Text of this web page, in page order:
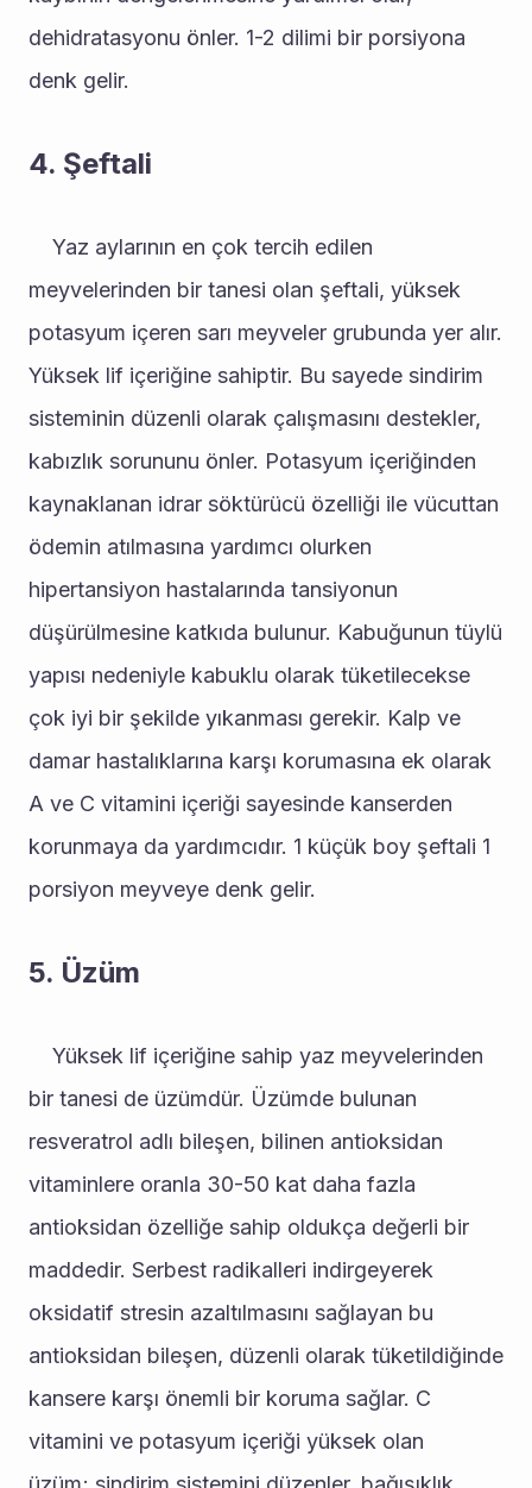
dehidratasyonu önler. 1-2 dilimi bir porsiyona
denk gelir.
4. Şeftali
meyvelerinden bir tanesi olan şeftali, yüksek
potasyum içeren sarı meyveler grubunda yer alır.
Yüksek lif içeriğine sahiptir. Bu sayede sindirim
sisteminin düzenli olarak çalışmasını destekler,
kabızlık sorununu önler. Potasyum içeriğinden
kaynaklanan idrar söktürücü özelliği ile vücuttan
ödemin atılmasına yardımcı olurken
hipertansiyon hastalarında tansiyonun
düşürülmesine katkıda bulunur. Kabuğunun tüylü
yapısı nedeniyle kabuklu olarak tüketilecekse
çok iyi bir şekilde yıkanması gerekir. Kalp ve
damar hastalıklarına karşı korumasına ek olarak
A ve C vitamini içeriği sayesinde kanserden
korunmaya da yardımcıdır. 1 küçük boy şeftali 1
porsiyon meyveye denk gelir.
5. Üzüm
bir tanesi de üzümdür. Üzümde bulunan
resveratrol adlı bileşen, bilinen antioksidan
vitaminlere oranla 30-50 kat daha fazla
antioksidan özelliğe sahip oldukça değerli bir
maddedir. Serbest radikalleri indirgeyerek
oksidatif stresin azaltılmasını sağlayan bu
antioksidan bileşen, düzenli olarak tüketildiğinde
kansere karşı önemli bir koruma sağlar. C
vitamini ve potasyum içeriği yüksek olan